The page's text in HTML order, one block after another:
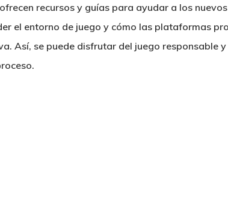
recursos y guías para ayudar a los
el entorno de juego y cómo las plataformas
Así, se puede disfrutar del juego responsable